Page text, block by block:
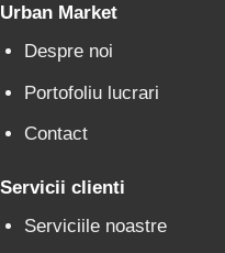
Urban Market
Despre noi
Portofoliu lucrari
Contact
Servicii clienti
Serviciile noastre